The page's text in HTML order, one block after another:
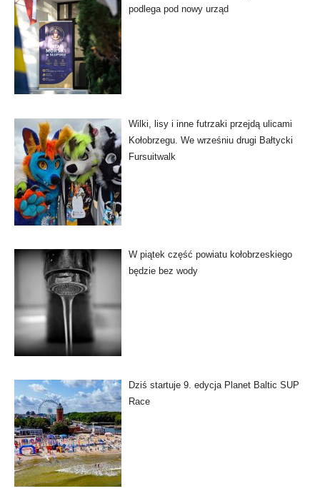
podlega pod nowy urząd
Wilki, lisy i inne futrzaki przejdą ulicami
Kołobrzegu. We wrześniu drugi Bałtycki
Fursuitwalk
W piątek część powiatu kołobrzeskiego
będzie bez wody
Dziś startuje 9. edycja Planet Baltic SUP
Race